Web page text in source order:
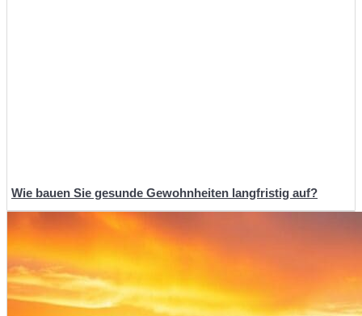
Wie bauen Sie gesunde Gewohnheiten langfristig auf?